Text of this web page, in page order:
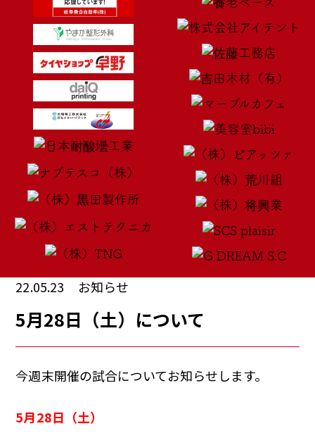
22.05.23 お知らせ
5月28日（土）について
今週末開催の試合についてお知らせします。
5月28日（土）